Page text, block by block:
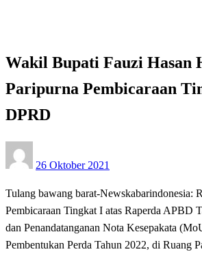
Wakil Bupati Fauzi Hasan
Paripurna Pembicaraan
DPRD
on
26 Oktober 2021
Tulang bawang barat-Newskabarindonesia:
Pembicaraan Tingkat I atas Raperda APBD
dan Penandatanganan Nota Kesepakata
Pembentukan Perda Tahun 2022, di Ruang